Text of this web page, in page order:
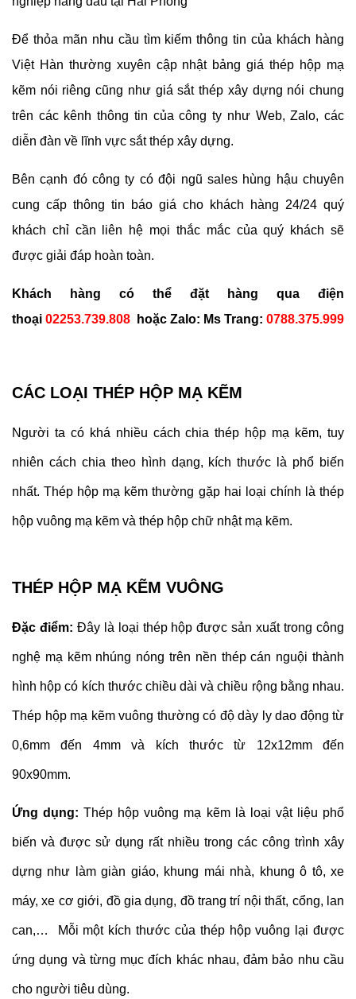
Để thỏa mãn nhu cầu tìm kiếm thông tin của khách hàng
Việt Hàn thường xuyên cập nhật bảng giá thép hộp mạ
kẽm nói riêng cũng như giá sắt thép xây dựng nói chung
trên các kênh thông tin của công ty như Web, Zalo, các
diễn đàn về lĩnh vực sắt thép xây dựng.
Bên cạnh đó công ty có đội ngũ sales hùng hậu chuyên
cung cấp thông tin báo giá cho khách hàng 24/24 quý
khách chỉ cần liên hệ mọi thắc mắc của quý khách sẽ
được giải đáp hoàn toàn.
Khách hàng có thể đặt hàng qua điện
thoại 02253.739.808 hoặc Zalo: Ms Trang: 0788.375.999
CÁC LOẠI THÉP HỘP MẠ KẼM
Người ta có khá nhiều cách chia thép hộp mạ kẽm, tuy
nhiên cách chia theo hình dạng, kích thước là phổ biến
nhất. Thép hộp mạ kẽm thường gặp hai loại chính là thép
hộp vuông mạ kẽm và thép hộp chữ nhật mạ kẽm.
THÉP HỘP MẠ KẼM VUÔNG
Đặc điểm: Đây là loại thép hộp được sản xuất trong công
nghệ mạ kẽm nhúng nóng trên nền thép cán nguội thành
hình hộp có kích thước chiều dài và chiều rộng bằng nhau.
Thép hộp mạ kẽm vuông thường có độ dày ly dao động từ
0,6mm đến 4mm và kích thước từ 12x12mm đến
90x90mm.
Ứng dụng: Thép hộp vuông mạ kẽm là loại vật liệu phổ
biến và được sử dụng rất nhiều trong các công trình xây
dựng như làm giàn giáo, khung mái nhà, khung ô tô, xe
máy, xe cơ giới, đồ gia dụng, đồ trang trí nội thất, cổng, lan
can,… Mỗi một kích thước của thép hộp vuông lại được
ứng dụng và từng mục đích khác nhau, đảm bảo nhu cầu
cho người tiêu dùng.